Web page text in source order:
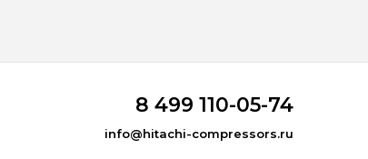
8 499 110-05-74
info@hitachi-compressors.ru